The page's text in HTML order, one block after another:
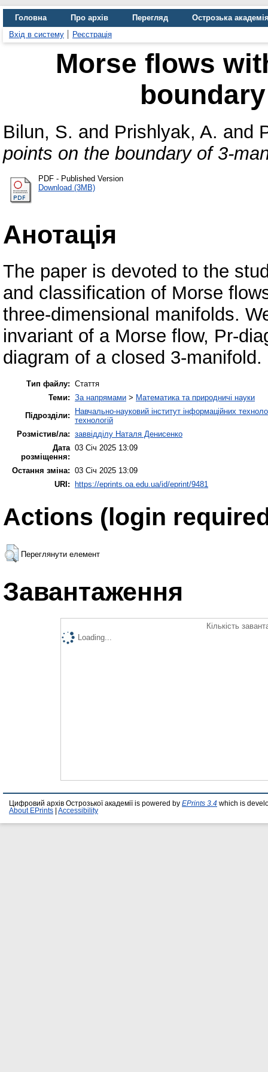
Головна Про архів Перегляд
Острозька
Вхід в систему
Реєстрація
Morse flows
Bilun, S. and Prishlyak, A. and
points on the boundary of 3-
PDF - Published Version
Download (3MB)
Анотація
The paper is devoted to the
and classification of Morse
three-dimensional manifolds.
invariant of a Morse flow, Pr-
diagram of a closed 3-manifold.
Тип файлу: Стаття
Теми: За напрямами > Математика та природничі науки
Підрозділи:
Навчально-науковий інститут інформаційних
технологій
Розмістив/ла: заввідділу Наталя Денисенко
Дата
розміщення:
03 Січ 2025 13:09
Остання зміна: 03 Січ 2025 13:09
URI: https://eprints.oa.edu.ua/id/eprint/9481
Actions (login
Переглянути елемент
Завантаження
Кількість
Loading...
Цифровий архів Острозької академії is powered by EPrints 3.4 which is
About EPrints
Accessibility